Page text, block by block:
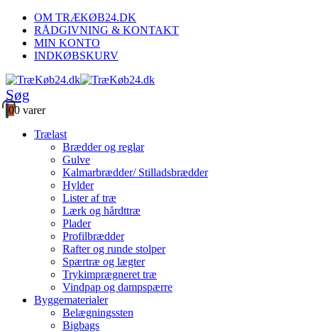
OM TRÆKØB24.DK
RÅDGIVNING & KONTAKT
MIN KONTO
INDKØBSKURV
Søg
00 varer
Trælast
Brædder og reglar
Gulve
Kalmarbrædder/ Stilladsbrædder
Hylder
Lister af træ
Lærk og hårdttræ
Plader
Profilbrædder
Rafter og runde stolper
Spærtræ og lægter
Trykimprægneret træ
Vindpap og dampspærre
Byggematerialer
Belægningssten
Bigbags